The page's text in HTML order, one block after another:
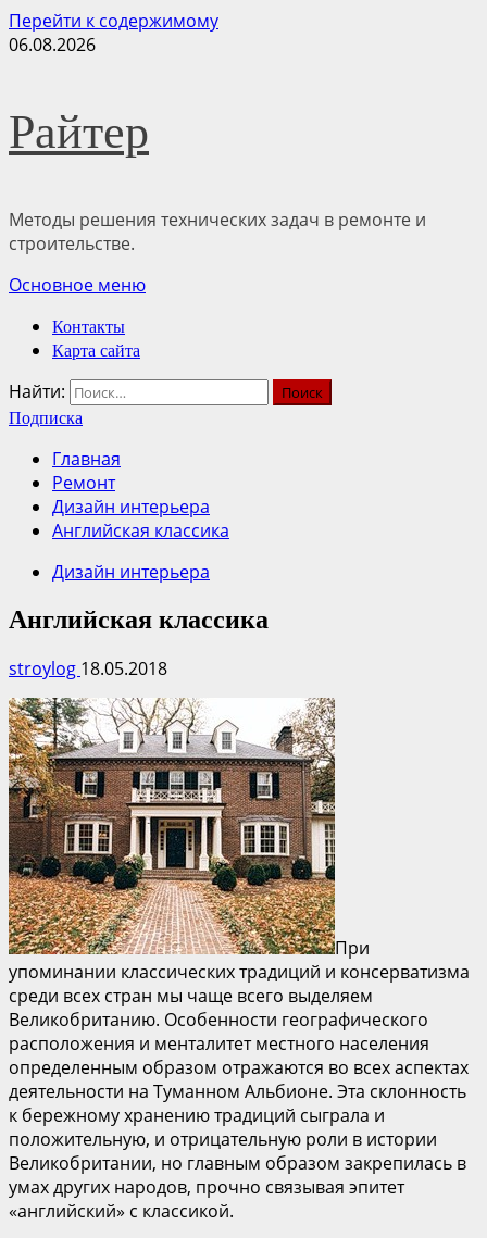
Перейти к содержимому
06.08.2026
Райтер
Методы решения технических задач в ремонте и
строительстве.
Основное меню
Контакты
Карта сайта
Найти:
Подписка
Главная
Ремонт
Дизайн интерьера
Английская классика
Дизайн интерьера
Английская классика
stroylog 18.05.2018
При
упоминании классических традиций и консерватизма
среди всех стран мы чаще всего выделяем
Великобританию. Особенности географического
расположения и менталитет местного населения
определенным образом отражаются во всех аспектах
деятельности на Туманном Альбионе. Эта склонность
к бережному хранению традиций сыграла и
положительную, и отрицательную роли в истории
Великобритании, но главным образом закрепилась в
умах других народов, прочно связывая эпитет
«английский» с классикой.